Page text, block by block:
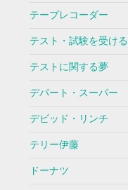
テープレコーダー
テスト・試験を受ける
テストに関する夢
デパート・スーパー
デビッド・リンチ
テリー伊藤
ドーナツ